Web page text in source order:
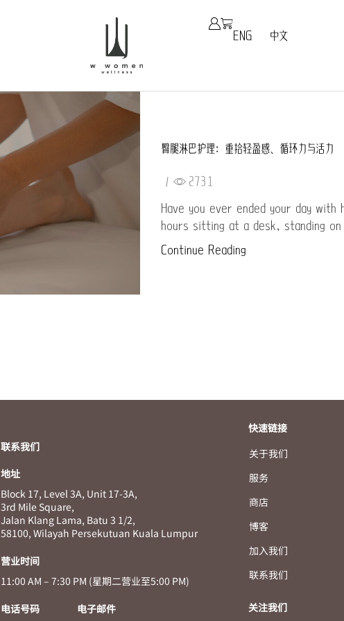
ENG 中文
臀腿淋巴护理：重拾轻盈感、循环力与活力
/ 2731
Have you ever ended your day with
hours sitting at a desk, standing
Continue Reading
联系我们
地址
Block 17, Level 3A, Unit 17-3A,
3rd Mile Square,
Jalan Klang Lama, Batu 3 1/2,
58100, Wilayah Persekutuan Kuala Lumpur
营业时间
11:00 AM – 7:30 PM (星期二营业至5:00 PM)
电话号码 电子邮件
快速链接
关于我们
服务
商店
博客
加入我们
联系我们
关注我们